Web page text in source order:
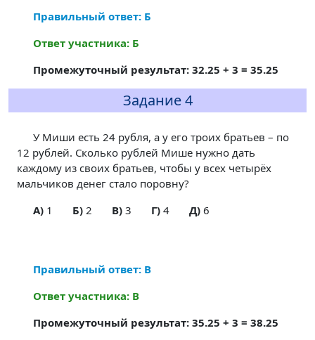
Правильный ответ: Б
Ответ участника: Б
Промежуточный результат: 32.25 + 3 = 35.25
Задание 4
У Миши есть 24 рубля, а у его троих братьев – по
12 рублей. Сколько рублей Мише нужно дать
каждому из своих братьев, чтобы у всех четырёх
мальчиков денег стало поровну?
A)1 Б)2 В)3 Г)4 Д)6
Правильный ответ: В
Ответ участника: В
Промежуточный результат: 35.25 + 3 = 38.25